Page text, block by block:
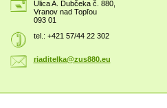
Ulica A. Dubčeka č. 880,
Vranov nad Topľou
093 01
tel.: +421 57/44 22 302
riaditelka@zus880.eu